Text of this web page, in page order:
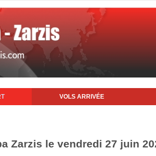
VOLS ARRIVÉE
Zarzis le vendredi 27 juin